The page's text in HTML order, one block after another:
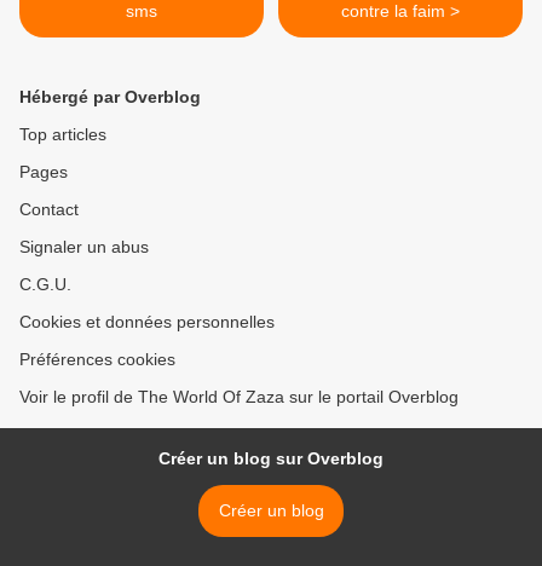
sms
contre la faim >
Hébergé par Overblog
Top articles
Pages
Contact
Signaler un abus
C.G.U.
Cookies et données personnelles
Préférences cookies
Voir le profil de The World Of Zaza sur le portail Overblog
Créer un blog sur Overblog
Créer un blog